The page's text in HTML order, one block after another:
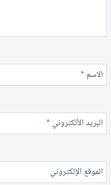
الاسم*
البريد الألكتروني*
الموقع الإلكتروني